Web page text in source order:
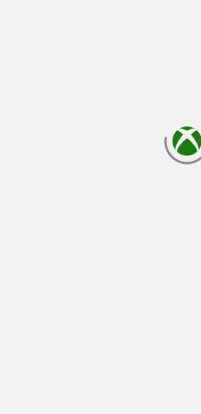
memuat